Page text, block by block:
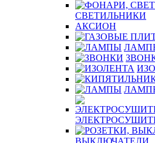
СВЕТИЛЬНИКИ
АКСИОН
ВЫКЛЮЧАТЕЛИ